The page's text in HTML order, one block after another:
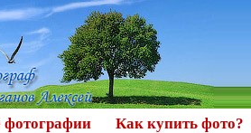
Как купить фото?